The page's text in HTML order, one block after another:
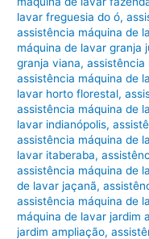
lavar freguesia do ó,
assistência máquina de
máquina de lavar granja
granja viana,assistência
assistência máquina de
lavar horto florestal,
assistência máquina de
lavar indianópolis,
assistência máquina de
lavar itaberaba,
assistência máquina de
de lavar jaçanã,
assistência máquina de
máquina de lavar jardim
jardim ampliação,